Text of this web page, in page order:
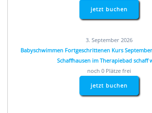
jetzt buchen
3. September 2026
Babyschwimmen Fortgeschrittenen Kurs
Schaffhausen im Therapiebad schaff
noch 0 Plätze frei
jetzt buchen